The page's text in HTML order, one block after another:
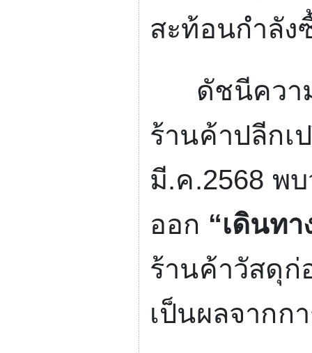
สะท้อนกำลัง
ดัชนีความ
ร้านค้าปลีกเ
มี.ค.2568 พ
ออก “เดินท
ร้านค้าวัสดุก่
เป็นผลจากก